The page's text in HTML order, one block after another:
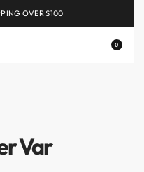
OVER $100
0
Var